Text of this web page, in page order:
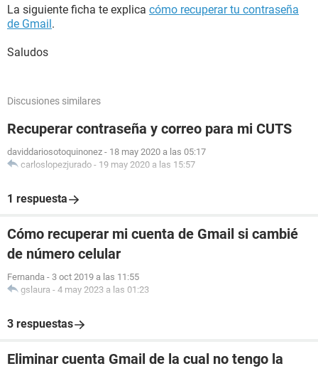
La siguiente ficha te explica cómo recuperar tu contraseña
de Gmail.
Saludos
Discusiones similares
Recuperar contraseña y correo para mi CUTS
daviddariosotoquinonez - 18 may 2020 a las 05:17
carloslopezjurado - 19 may 2020 a las 15:57
1 respuesta
Cómo recuperar mi cuenta de Gmail si cambié
de número celular
Fernanda - 3 oct 2019 a las 11:55
gslaura - 4 may 2023 a las 01:23
3 respuestas
Eliminar cuenta Gmail de la cual no tengo la